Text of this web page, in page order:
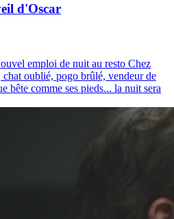
d'Oscar
emploi de nuit au resto Chez
oublié, pogo brûlé, vendeur de
bête comme ses pieds... la nuit sera